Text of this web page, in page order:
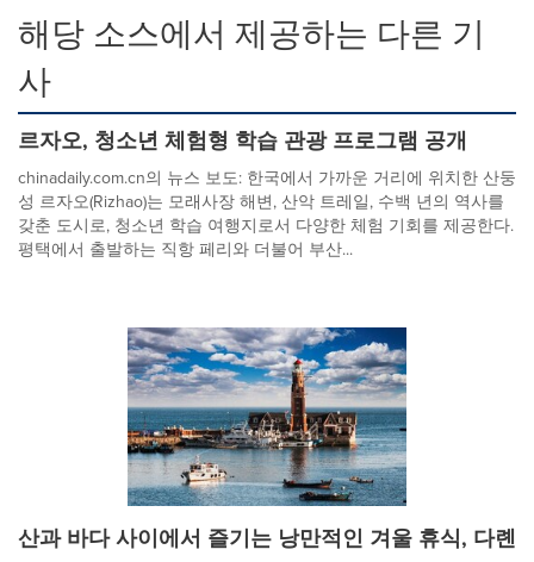
해당 소스에서 제공하는 다른 기
사
르자오, 청소년 체험형 학습 관광 프로그램 공개
chinadaily.com.cn의 뉴스 보도: 한국에서 가까운 거리에 위치한 산둥
성 르자오(Rizhao)는 모래사장 해변, 산악 트레일, 수백 년의 역사를
갖춘 도시로, 청소년 학습 여행지로서 다양한 체험 기회를 제공한다.
평택에서 출발하는 직항 페리와 더불어 부산...
산과 바다 사이에서 즐기는 낭만적인 겨울 휴식, 다롄